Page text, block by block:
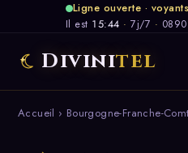
Ligne ouverte ·
Il est 15:44 · 7j/7 ·
Divinitel
Accueil › Bourgogne-Franche-